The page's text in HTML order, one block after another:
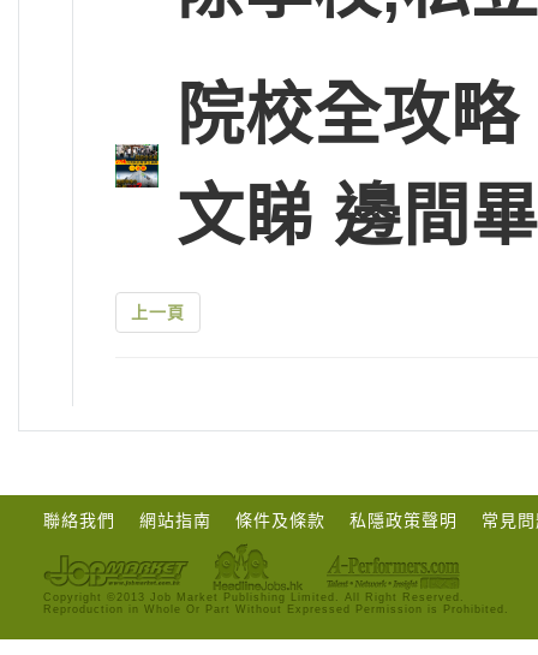
院校全攻
文睇 邊間
上一頁
聯絡我們 網站指南 條件及條款 私隱政策聲明 常見
Copyright ©2013 Job Market Publishing Limited. All Right Reserved.
Reproduction in Whole Or Part Without Expressed Permission is Prohibited.